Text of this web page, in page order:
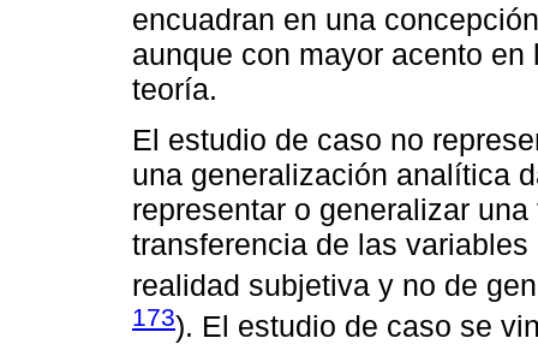
encuadran en una
aunque con mayor acento
teoría.
El estudio de caso no
una generalización analítica
representar o generalizar
transferencia de las
realidad subjetiva y no de
173). El estudio de caso se